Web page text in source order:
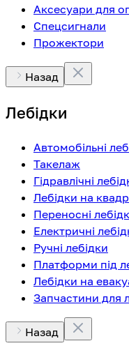
Аксесуари для
Спецсигнали
Прожектори
Назад
Лебідки
Автомобільні
Такелаж
Гідравлічні
Лебідки на
Переносні
Електричні
Ручні лебідки
Платформи під
Лебідки на
Запчастини для
Назад